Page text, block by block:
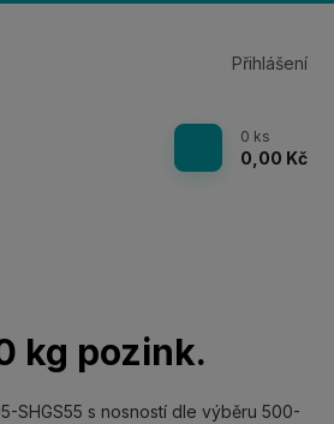
Přihlášení
0 ks
0,00 Kč
kg pozink.
SHGS55 s nosností dle výběru 500-